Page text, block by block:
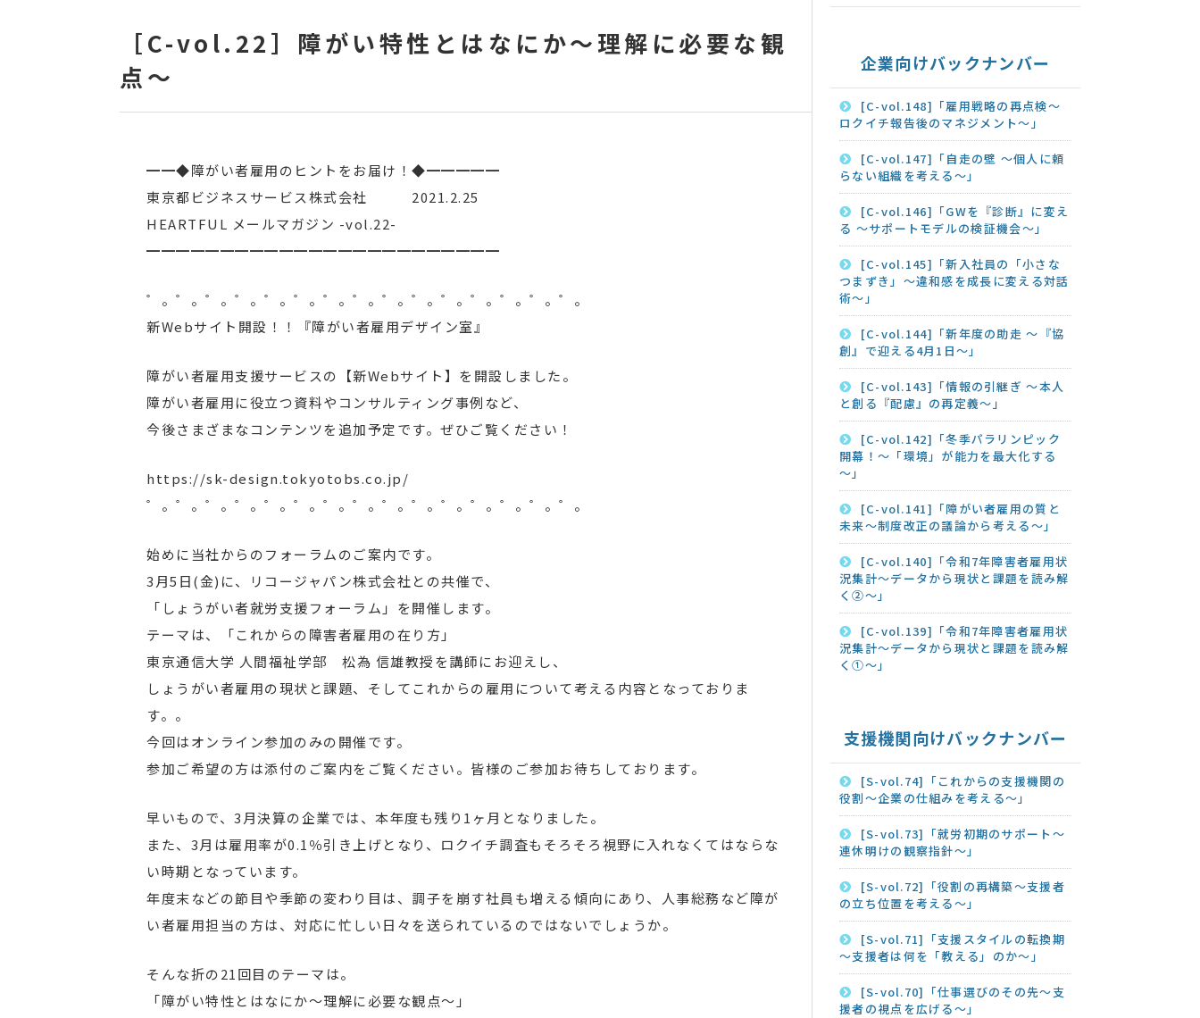
［C-vol.22］障がい特性とはなにか～理解に必要な観
点～
━━◆障がい者雇用のヒントをお届け！◆━━━━━
東京都ビジネスサービス株式会社 2021.2.25
HEARTFUL メールマガジン -vol.22-
━━━━━━━━━━━━━━━━━━━━━━━━
゜。゜。゜。゜。゜。゜。゜。゜。゜。゜。゜。゜。゜。゜。゜。
新Webサイト開設！！『障がい者雇用デザイン室』
障がい者雇用支援サービスの【新Webサイト】を開設しました。
障がい者雇用に役立つ資料やコンサルティング事例など、
今後さまざまなコンテンツを追加予定です。ぜひご覧ください！
https://sk-design.tokyotobs.co.jp/
゜。゜。゜。゜。゜。゜。゜。゜。゜。゜。゜。゜。゜。゜。゜。
始めに当社からのフォーラムのご案内です。
3月5日(金)に、リコージャパン株式会社との共催で、
「しょうがい者就労支援フォーラム」を開催します。
テーマは、「これからの障害者雇用の在り方」
東京通信大学 人間福祉学部 松為 信雄教授を講師にお迎えし、
しょうがい者雇用の現状と課題、そしてこれからの雇用について考える内容となっておりま
す。。
今回はオンライン参加のみの開催です。
参加ご希望の方は添付のご案内をご覧ください。皆様のご参加お待ちしております。
早いもので、3月決算の企業では、本年度も残り1ヶ月となりました。
また、3月は雇用率が0.1％引き上げとなり、ロクイチ調査もそろそろ視野に入れなくてはならな
い時期となっています。
年度末などの節目や季節の変わり目は、調子を崩す社員も増える傾向にあり、人事総務など障が
い者雇用担当の方は、対応に忙しい日々を送られているのではないでしょうか。
そんな折の21回目のテーマは。
「障がい特性とはなにか～理解に必要な観点～」
企業向けバックナンバー
[C-vol.148]「雇用戦略の再点検～
ロクイチ報告後のマネジメント～」
[C-vol.147]「自走の壁 ～個人に頼
らない組織を考える～」
[C-vol.146]「GWを『診断』に変え
る ～サポートモデルの検証機会～」
[C-vol.145]「新入社員の「小さな
つまずき」～違和感を成長に変える対話
術～」
[C-vol.144]「新年度の助走 ～『協
創』で迎える4月1日～」
[C-vol.143]「情報の引継ぎ ～本人
と創る『配慮』の再定義～」
[C-vol.142]「冬季パラリンピック
開幕！～「環境」が能力を最大化する
～」
[C-vol.141]「障がい者雇用の質と
未来～制度改正の議論から考える～」
[C-vol.140]「令和7年障害者雇用状
況集計～データから現状と課題を読み解
く②～」
[C-vol.139]「令和7年障害者雇用状
況集計～データから現状と課題を読み解
く①～」
支援機関向けバックナンバー
[S-vol.74]「これからの支援機関の
役割～企業の仕組みを考える～」
[S-vol.73]「就労初期のサポート～
連休明けの観察指針～」
[S-vol.72]「役割の再構築～支援者
の立ち位置を考える～」
[S-vol.71]「支援スタイルの転換期
～支援者は何を「教える」のか～」
[S-vol.70]「仕事選びのその先～支
援者の視点を広げる～」